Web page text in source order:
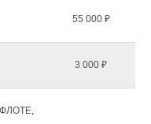
55 000 ₽
3 000 ₽